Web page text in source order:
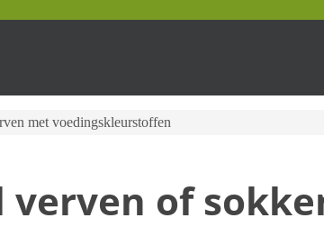
met voedingskleurstoffen
verven of